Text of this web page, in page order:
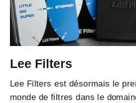
Lee Filters
Lee Filters est désormais le
monde de filtres dans le